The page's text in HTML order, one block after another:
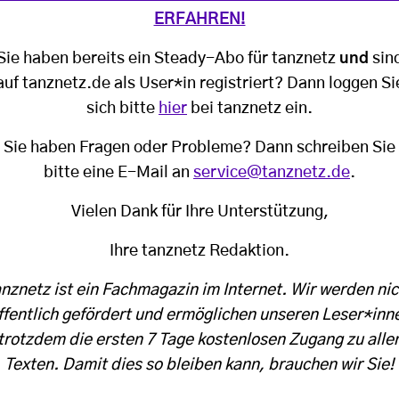
ERFAHREN!
haben bereits ein Steady-Abo für tanznetz und
tanznetz.de als User*in registriert? Dann loggen
sich bitte hier bei tanznetz ein.
Sie haben Fragen oder Probleme? Dann schreiben Sie
bitte eine E-Mail an service@tanznetz.de.
Vielen Dank für Ihre Unterstützung,
Ihre tanznetz Redaktion.
ist ein Fachmagazin im Internet. Wir werden
gefördert und ermöglichen unseren
die ersten 7 Tage kostenlosen Zugang zu
Texten. Damit dies so bleiben kann, brauchen wir Sie!